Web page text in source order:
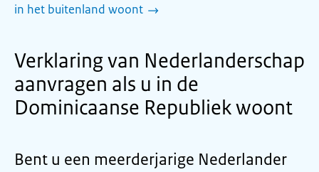
in het buitenland woont
Verklaring van Nederlanderschap
aanvragen als u in de
Dominicaanse Republiek woont
Bent u een meerderjarige Nederlander